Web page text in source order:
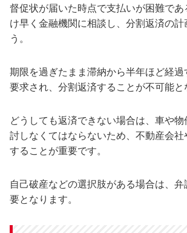
督促状が届いた時点で支払いが困難で
け早く金融機関に相談し、分割返済の計
う。
期限を過ぎたまま滞納から半年ほど経
要求され、分割返済することが不可能と
どうしても返済できない場合は、車や
討しなくてはならないため、不動産会
することが重要です。
自己破産などの選択肢がある場合は、
要となります。